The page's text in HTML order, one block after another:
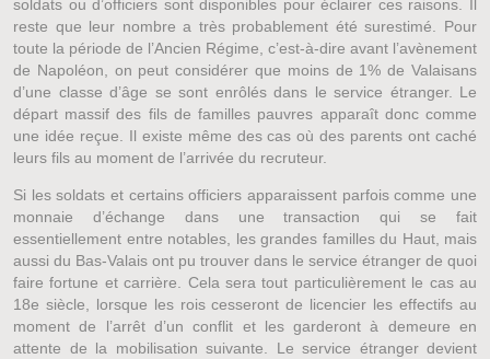
soldats ou d’officiers sont disponibles pour éclairer ces raisons. Il
reste que leur nombre a très probablement été surestimé. Pour
toute la période de l’Ancien Régime, c’est-à-dire avant l’avènement
de Napoléon, on peut considérer que moins de 1% de Valaisans
d’une classe d’âge se sont enrôlés dans le service étranger. Le
départ massif des fils de familles pauvres apparaît donc comme
une idée reçue. Il existe même des cas où des parents ont caché
leurs fils au moment de l’arrivée du recruteur.
Si les soldats et certains officiers apparaissent parfois comme une
monnaie d’échange dans une transaction qui se fait
essentiellement entre notables, les grandes familles du Haut, mais
aussi du Bas-Valais ont pu trouver dans le service étranger de quoi
faire fortune et carrière. Cela sera tout particulièrement le cas au
18e siècle, lorsque les rois cesseront de licencier les effectifs au
moment de l’arrêt d’un conflit et les garderont à demeure en
attente de la mobilisation suivante. Le service étranger devient